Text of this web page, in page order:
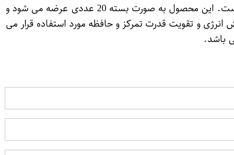
کالای دمنوش آلمانی زنجبیل و آقطی (انرژی بخش) مسمر مدل Energie یک نوع دمنوش با طعم زنجبیل و آقطی می باشد که انرژی بخش و محرک است. این محصول به صورت بسته 20 عددی عرضه می شود و
و تقویت قدرت تمرکز و حافظه مورد استفاده قرار می
باشد.